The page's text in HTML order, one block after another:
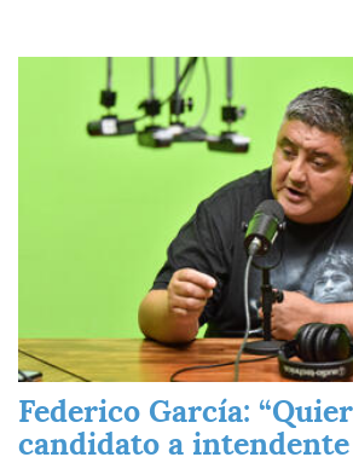
Federico García:
candidato a